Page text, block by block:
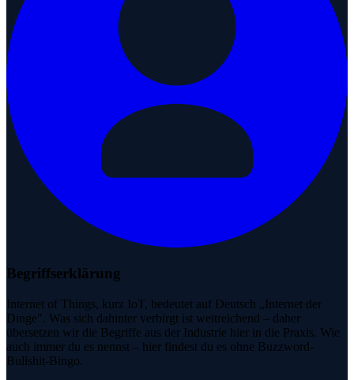
Begriffserklärung
Internet of Things, kurz IoT, bedeutet auf Deutsch „Internet der
Dinge". Was sich dahinter verbirgt ist weitreichend – daher
übersetzen wir die Begriffe aus der Industrie hier in die Praxis. Wie
auch immer du es nennst – hier findest du es ohne Buzzword-
Bullshit-Bingo.